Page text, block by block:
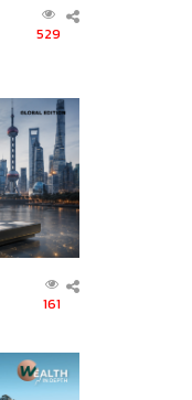
529
161